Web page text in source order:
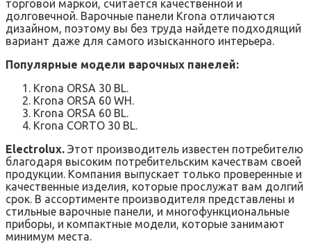
торговой маркой, считается качественной и
долговечной. Варочные панели Krona отличаются
дизайном, поэтому вы без труда найдете подходящий
вариант даже для самого изысканного интерьера.
Популярные модели варочных панелей:
Krona ORSA 30 BL.
Krona ORSA 60 WH.
Krona ORSA 60 BL.
Krona CORTO 30 BL.
Electrolux. Этот производитель известен потребителю
благодаря высоким потребительским качествам своей
продукции. Компания выпускает только проверенные и
качественные изделия, которые прослужат вам долгий
срок. В ассортименте производителя представлены и
стильные варочные панели, и многофункциональные
приборы, и компактные модели, которые занимают
минимум места.